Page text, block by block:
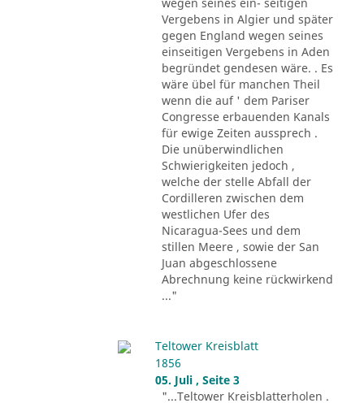
Vergebens in Algier und später
gegen England wegen seines
einseitigen Vergebens in Aden
begründet gendesen wäre. . Es
wäre übel für manchen Theil
wenn die auf ' dem Pariser
Congresse erbauenden Kanals
für ewige Zeiten aussprech .
Die unüberwindlichen
Schwierigkeiten jedoch ,
welche der stelle Abfall der
Cordilleren zwischen dem
westlichen Ufer des
Nicaragua-Sees und dem
stillen Meere , sowie der San
Juan abgeschlossene
Abrechnung keine rückwirkend
..."
Teltower Kreisblatt
1856
05. Juli , Seite 3
"...Teltower Kreisblatterholen .